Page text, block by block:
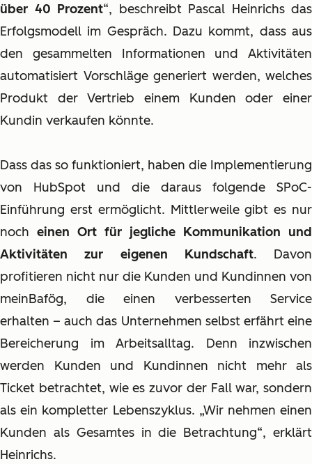
über 40 Prozent“, beschreibt Pascal Heinrichs das
Erfolgsmodell im Gespräch. Dazu kommt, dass aus
den gesammelten Informationen und Aktivitäten
automatisiert Vorschläge generiert werden, welches
Produkt der Vertrieb einem Kunden oder einer
Kundin verkaufen könnte.
Dass das so funktioniert, haben die Implementierung
von HubSpot und die daraus folgende SPoC-
Einführung erst ermöglicht. Mittlerweile gibt es nur
noch einen Ort für jegliche Kommunikation und
Aktivitäten zur eigenen Kundschaft. Davon
profitieren nicht nur die Kunden und Kundinnen von
meinBafög, die einen verbesserten Service
erhalten – auch das Unternehmen selbst erfährt eine
Bereicherung im Arbeitsalltag. Denn inzwischen
werden Kunden und Kundinnen nicht mehr als
Ticket betrachtet, wie es zuvor der Fall war, sondern
als ein kompletter Lebenszyklus. „Wir nehmen einen
Kunden als Gesamtes in die Betrachtung“, erklärt
Heinrichs.